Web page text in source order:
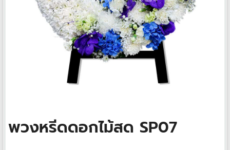
พวงหรีดดอกไม้สด SP07